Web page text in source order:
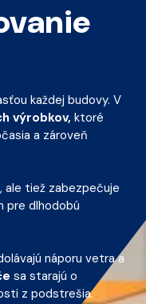
každej budovy. V
výrobkov, ktoré
a zároveň
ale tiež zabezpečuje
pre dlhodobú
náporu vetra a
sa starajú o
z podstrešia.